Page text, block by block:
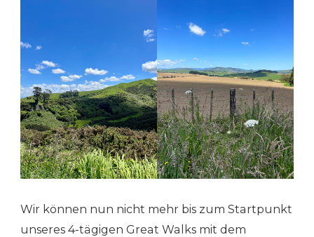
Wir können nun nicht mehr bis zum Startpunkt
unseres 4-tägigen Great Walks mit dem